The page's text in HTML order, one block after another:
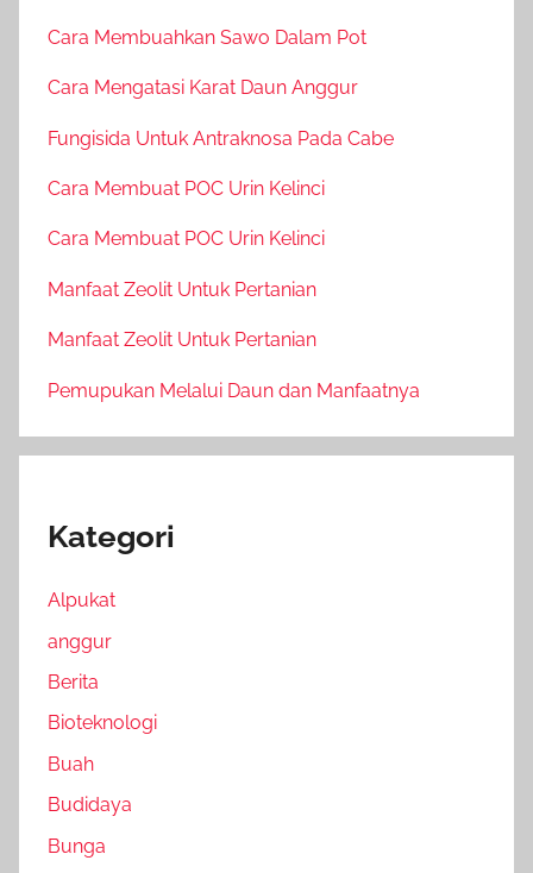
Cara Membuahkan Sawo Dalam Pot
Cara Mengatasi Karat Daun Anggur
Fungisida Untuk Antraknosa Pada Cabe
Cara Membuat POC Urin Kelinci
Cara Membuat POC Urin Kelinci
Manfaat Zeolit Untuk Pertanian
Manfaat Zeolit Untuk Pertanian
Pemupukan Melalui Daun dan Manfaatnya
Kategori
Alpukat
anggur
Berita
Bioteknologi
Buah
Budidaya
Bunga